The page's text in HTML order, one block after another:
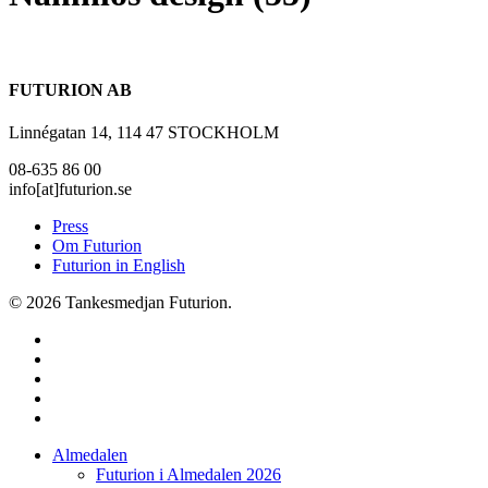
FUTURION AB
Linnégatan 14, 114 47 STOCKHOLM
08-635 86 00
info[at]futurion.se
Press
Om Futurion
Futurion in English
© 2026 Tankesmedjan Futurion.
Close
Almedalen
Futurion i Almedalen 2026